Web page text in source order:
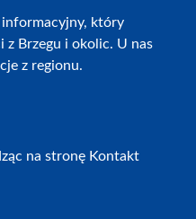
który
z Brzegu i okolic. U nas
z regionu.
na stronę Kontakt